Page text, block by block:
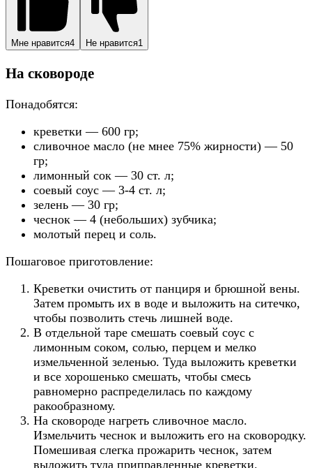
Мне нравится4 Не нравится1
На сковороде
Понадобятся:
креветки — 600 гр;
сливочное масло (не мнее 75% жирности) — 50
гр;
лимонный сок — 30 ст. л;
соевый соус — 3-4 ст. л;
зелень — 30 гр;
чеснок — 4 (небольших) зубчика;
молотый перец и соль.
Пошаговое приготовление:
Креветки очистить от панциря и брюшной вены.
Затем промыть их в воде и выложить на ситечко,
чтобы позволить стечь лишней воде.
В отдельной таре смешать соевый соус с
лимонным соком, солью, перцем и мелко
измельченной зеленью. Туда выложить креветки
и все хорошенько смешать, чтобы смесь
равномерно распределилась по каждому
ракообразному.
На сковороде нагреть сливочное масло.
Измельчить чеснок и выложить его на сковородку.
Помешивая слегка прожарить чеснок, затем
выложить туда приправленные креветки.